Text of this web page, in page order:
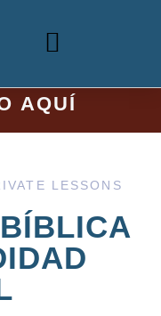
AQUÍ
LESSONS